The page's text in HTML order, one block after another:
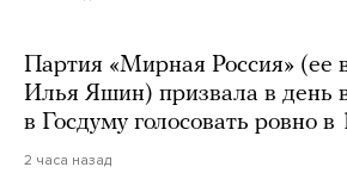
Партия «Мирная Россия» (ее
Илья Яшин) призвала в день
в Госдуму голосовать ровно в
2 часа назад